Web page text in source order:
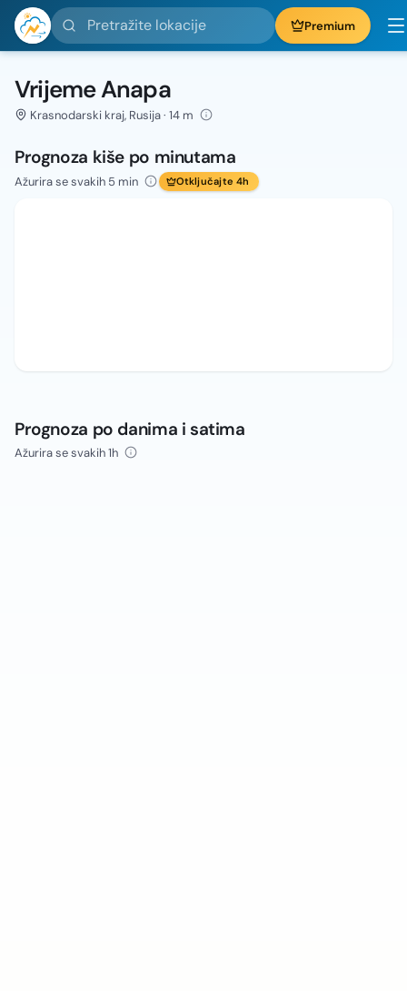
Pretražite lokacije Premium
Vrijeme Anapa
Krasnodarski kraj, Rusija · 14 m
Prognoza kiše po minutama
Ažurira se svakih 5 min Otključajte 4h
Prognoza po danima i satima
Ažurira se svakih 1h